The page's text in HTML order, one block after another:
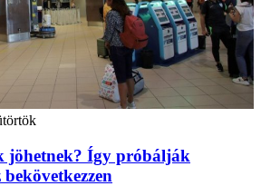
jöhetnek? Így próbálják